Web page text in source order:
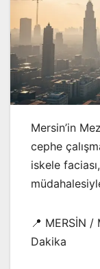
Mersin’in
cephe
iskele
📍 MERSİN
Dakika